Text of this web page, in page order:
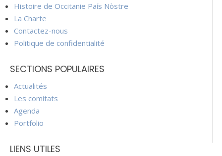
Histoire de Occitanie País Nòstre
La Charte
Contactez-nous
Politique de confidentialité
SECTIONS POPULAIRES
Actualités
Les comitats
Agenda
Portfolio
LIENS UTILES